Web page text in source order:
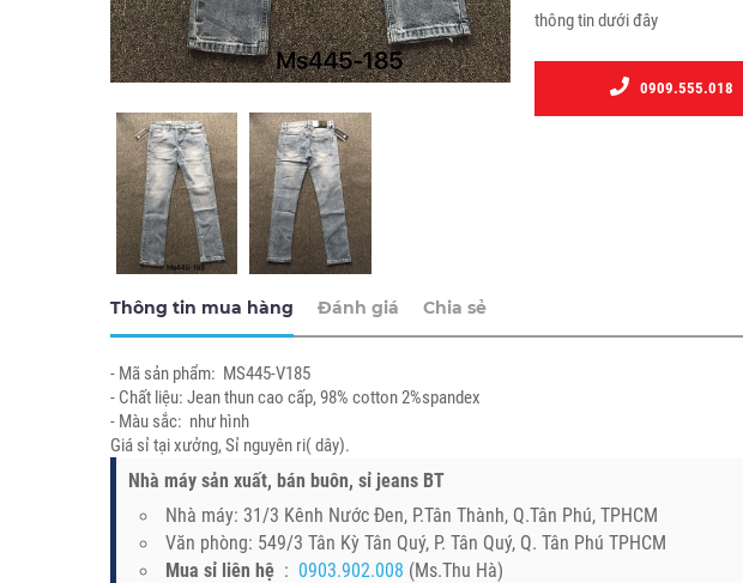
thông tin dưới đây
0909.555.018
Thông tin mua hàng Đánh giá Chia sẻ
- Mã sản phẩm: MS445-V185
- Chất liệu: Jean thun cao cấp, 98% cotton 2%spandex
- Màu sắc: như hình
Giá sỉ tại xưởng, Sỉ nguyên ri( dây).
Nhà máy sản xuất, bán buôn, sỉ jeans BT
Nhà máy: 31/3 Kênh Nước Đen, P.Tân Thành, Q.Tân Phú, TPHCM
Văn phòng: 549/3 Tân Kỳ Tân Quý, P. Tân Quý, Q. Tân Phú TPHCM
Mua sỉ liên hệ : 0903.902.008 (Ms.Thu Hà)